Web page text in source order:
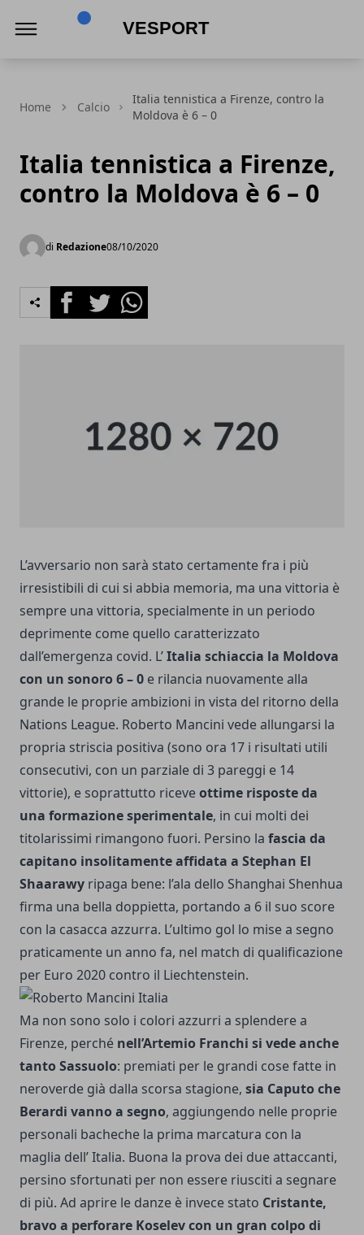
Home Calcio
Italia tennistica a Firenze, contro la
Moldova è 6 – 0
Italia tennistica a Firenze,
contro la Moldova è 6 – 0
di Redazione08/10/2020
FacebookTwitterWhatsapp
L’avversario non sarà stato certamente fra i più
irresistibili di cui si abbia memoria, ma una vittoria è
sempre una vittoria, specialmente in un periodo
deprimente come quello caratterizzato
dall’emergenza covid. L’Italia schiaccia la Moldova
con un sonoro 6 – 0 e rilancia nuovamente alla
grande le proprie ambizioni in vista del ritorno della
Nations League. Roberto Mancini vede allungarsi la
propria striscia positiva (sono ora 17 i risultati utili
consecutivi, con un parziale di 3 pareggi e 14
vittorie), e soprattutto riceveottime risposte da
una formazione sperimentale, in cui molti dei
titolarissimi rimangono fuori. Persino la fascia da
capitano insolitamente affidata a Stephan El
Shaarawy ripaga bene: l’ala dello Shanghai Shenhua
firma una bella doppietta, portando a 6 il suo score
con la casacca azzurra. L’ultimo gol lo mise a segno
praticamente un anno fa, nel match di qualificazione
per Euro 2020 contro il Liechtenstein.
Ma non sono solo i colori azzurri a splendere a
Firenze, perché nell’Artemio Franchi si vede anche
tanto Sassuolo: premiati per le grandi cose fatte in
neroverde già dalla scorsa stagione, sia Caputo che
Berardi vanno a segno, aggiungendo nelle proprie
personali bacheche la prima marcatura con la
maglia dell’ Italia. Buona la prova dei due attaccanti,
persino sfortunati per non essere riusciti a segnare
di più. Ad aprire le danze è invece stato Cristante,
bravo a perforare Koselev con un gran colpo di